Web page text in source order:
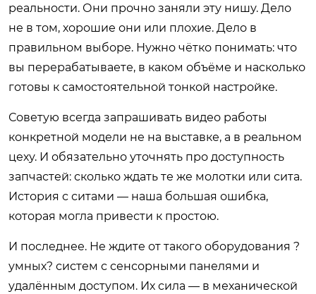
реальности. Они прочно заняли эту нишу. Дело
не в том, хорошие они или плохие. Дело в
правильном выборе. Нужно чётко понимать: что
вы перерабатываете, в каком объёме и насколько
готовы к самостоятельной тонкой настройке.
Советую всегда запрашивать видео работы
конкретной модели не на выставке, а в реальном
цеху. И обязательно уточнять про доступность
запчастей: сколько ждать те же молотки или сита.
История с ситами — наша большая ошибка,
которая могла привести к простою.
И последнее. Не ждите от такого оборудования ?
умных? систем с сенсорными панелями и
удалённым доступом. Их сила — в механической